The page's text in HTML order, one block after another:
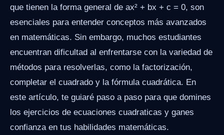
que tienen la forma general de ax² + bx + c = 0, son
esenciales para entender conceptos más avanzados
en matemáticas. Sin embargo, muchos estudiantes
encuentran dificultad al enfrentarse con la variedad de
métodos para resolverlas, como la factorización,
completar el cuadrado y la fórmula cuadrática. En
este artículo, te guiaré paso a paso para que domines
los ejercicios de ecuaciones cuadraticas y ganes
confianza en tus habilidades matemáticas.